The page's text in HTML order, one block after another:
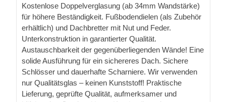
Kostenlose Doppelverglasung (ab 34mm Wandstärke)
für höhere Beständigkeit. Fußbodendielen (als Zubehör
erhältlich) und Dachbretter mit Nut und Feder.
Unterkonstruktion in garantierter Qualität.
Austauschbarkeit der gegenüberliegenden Wände! Eine
solide Ausführung für ein sichereres Dach. Sichere
Schlösser und dauerhafte Scharniere. Wir verwenden
nur Qualitätsglas – keinen Kunststoff! Praktische
Lieferung, geprüfte Qualität, aufmerksamer und